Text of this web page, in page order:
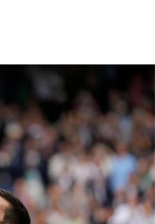
турнира, 11 июля 2021 года
мира, уже в шестой раз
на турнирах серии Grand Slam
Берреттини. Встреча длилась
свой успех не смог.
после чего забрал и третью